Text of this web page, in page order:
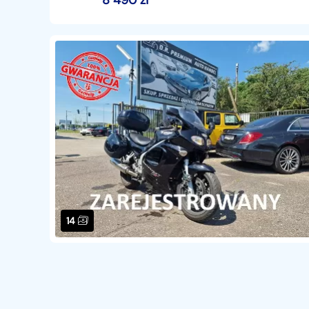
14